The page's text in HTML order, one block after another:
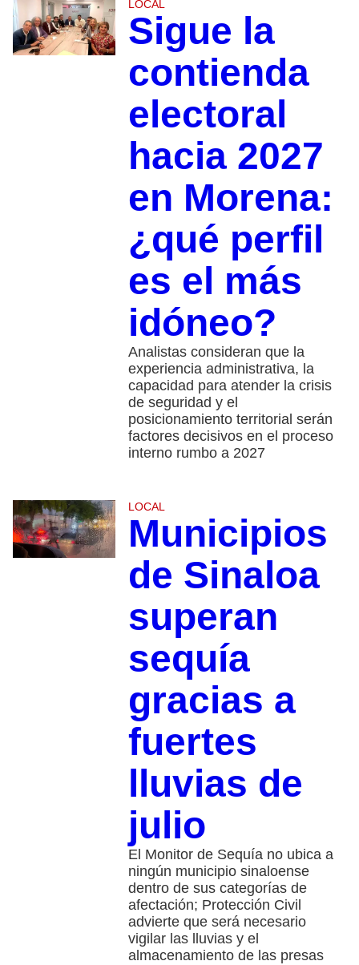
LOCAL
Sigue la
contienda
electoral
hacia 2027
en Morena:
¿qué perfil
es el más
idóneo?
Analistas consideran que la
experiencia administrativa, la
capacidad para atender la crisis
de seguridad y el
posicionamiento territorial serán
factores decisivos en el proceso
interno rumbo a 2027
LOCAL
Municipios
de Sinaloa
superan
sequía
gracias a
fuertes
lluvias de
julio
El Monitor de Sequía no ubica a
ningún municipio sinaloense
dentro de sus categorías de
afectación; Protección Civil
advierte que será necesario
vigilar las lluvias y el
almacenamiento de las presas